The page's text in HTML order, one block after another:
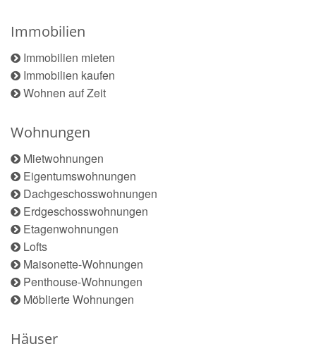
Immobilien
Immobilien mieten
Immobilien kaufen
Wohnen auf Zeit
Wohnungen
Mietwohnungen
Eigentumswohnungen
Dachgeschosswohnungen
Erdgeschosswohnungen
Etagenwohnungen
Lofts
Maisonette-Wohnungen
Penthouse-Wohnungen
Möblierte Wohnungen
Häuser